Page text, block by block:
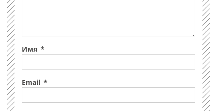
Имя *
Email *